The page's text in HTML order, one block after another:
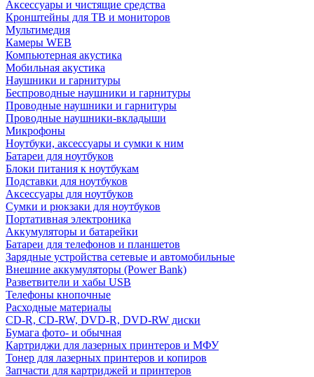
Аксессуары и чистящие средства
Кронштейны для ТВ и мониторов
Мультимедия
Камеры WEB
Компьютерная акустика
Мобильная акустика
Наушники и гарнитуры
Беспроводные наушники и гарнитуры
Проводные наушники и гарнитуры
Проводные наушники-вкладыши
Микрофоны
Ноутбуки, аксессуары и сумки к ним
Батареи для ноутбуков
Блоки питания к ноутбукам
Подставки для ноутбуков
Аксессуары для ноутбуков
Сумки и рюкзаки для ноутбуков
Портативная электроника
Аккумуляторы и батарейки
Батареи для телефонов и планшетов
Зарядные устройства сетевые и автомобильные
Внешние аккумуляторы (Power Bank)
Разветвители и хабы USB
Телефоны кнопочные
Расходные материалы
CD-R, CD-RW, DVD-R, DVD-RW диски
Бумага фото- и обычная
Картриджи для лазерных принтеров и МФУ
Тонер для лазерных принтеров и копиров
Запчасти для картриджей и принтеров